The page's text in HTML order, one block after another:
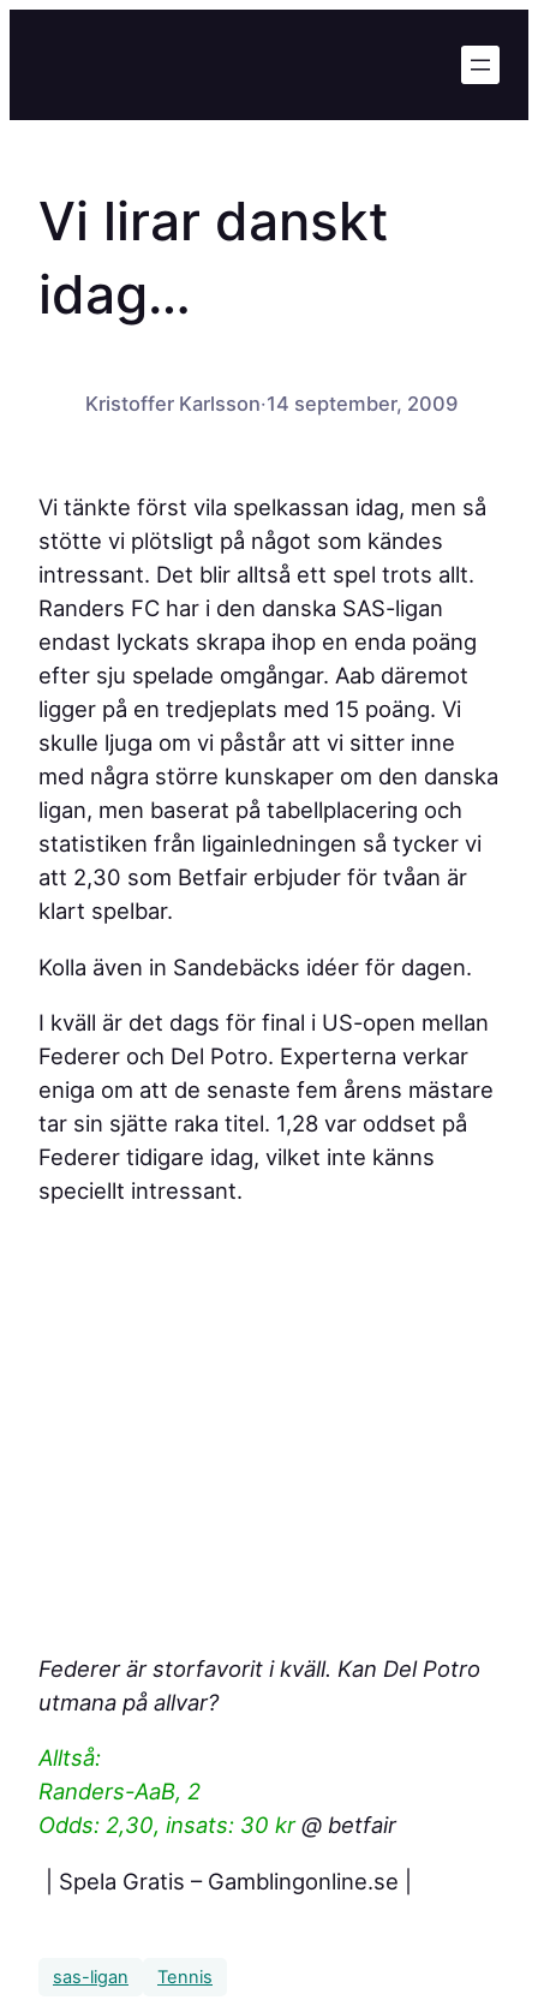
Vi lirar danskt
idag…
Kristoffer Karlsson·14 september, 2009
Vi tänkte först vila spelkassan idag, men så
stötte vi plötsligt på något som kändes
intressant. Det blir alltså ett spel trots allt.
Randers FC har i den danska SAS-ligan
endast lyckats skrapa ihop en enda poäng
efter sju spelade omgångar. Aab däremot
ligger på en tredjeplats med 15 poäng. Vi
skulle ljuga om vi påstår att vi sitter inne
med några större kunskaper om den danska
ligan, men baserat på tabellplacering och
statistiken från ligainledningen så tycker vi
att 2,30 som Betfair erbjuder för tvåan är
klart spelbar.
Kolla även in Sandebäcks idéer för dagen.
I kväll är det dags för final i US-open mellan
Federer och Del Potro. Experterna verkar
eniga om att de senaste fem årens mästare
tar sin sjätte raka titel. 1,28 var oddset på
Federer tidigare idag, vilket inte känns
speciellt intressant.
Federer är storfavorit i kväll. Kan Del Potro
utmana på allvar?
Alltså:
Randers-AaB, 2
Odds: 2,30, insats: 30 kr@ betfair
| Spela Gratis – Gamblingonline.se |
sas-ligan Tennis